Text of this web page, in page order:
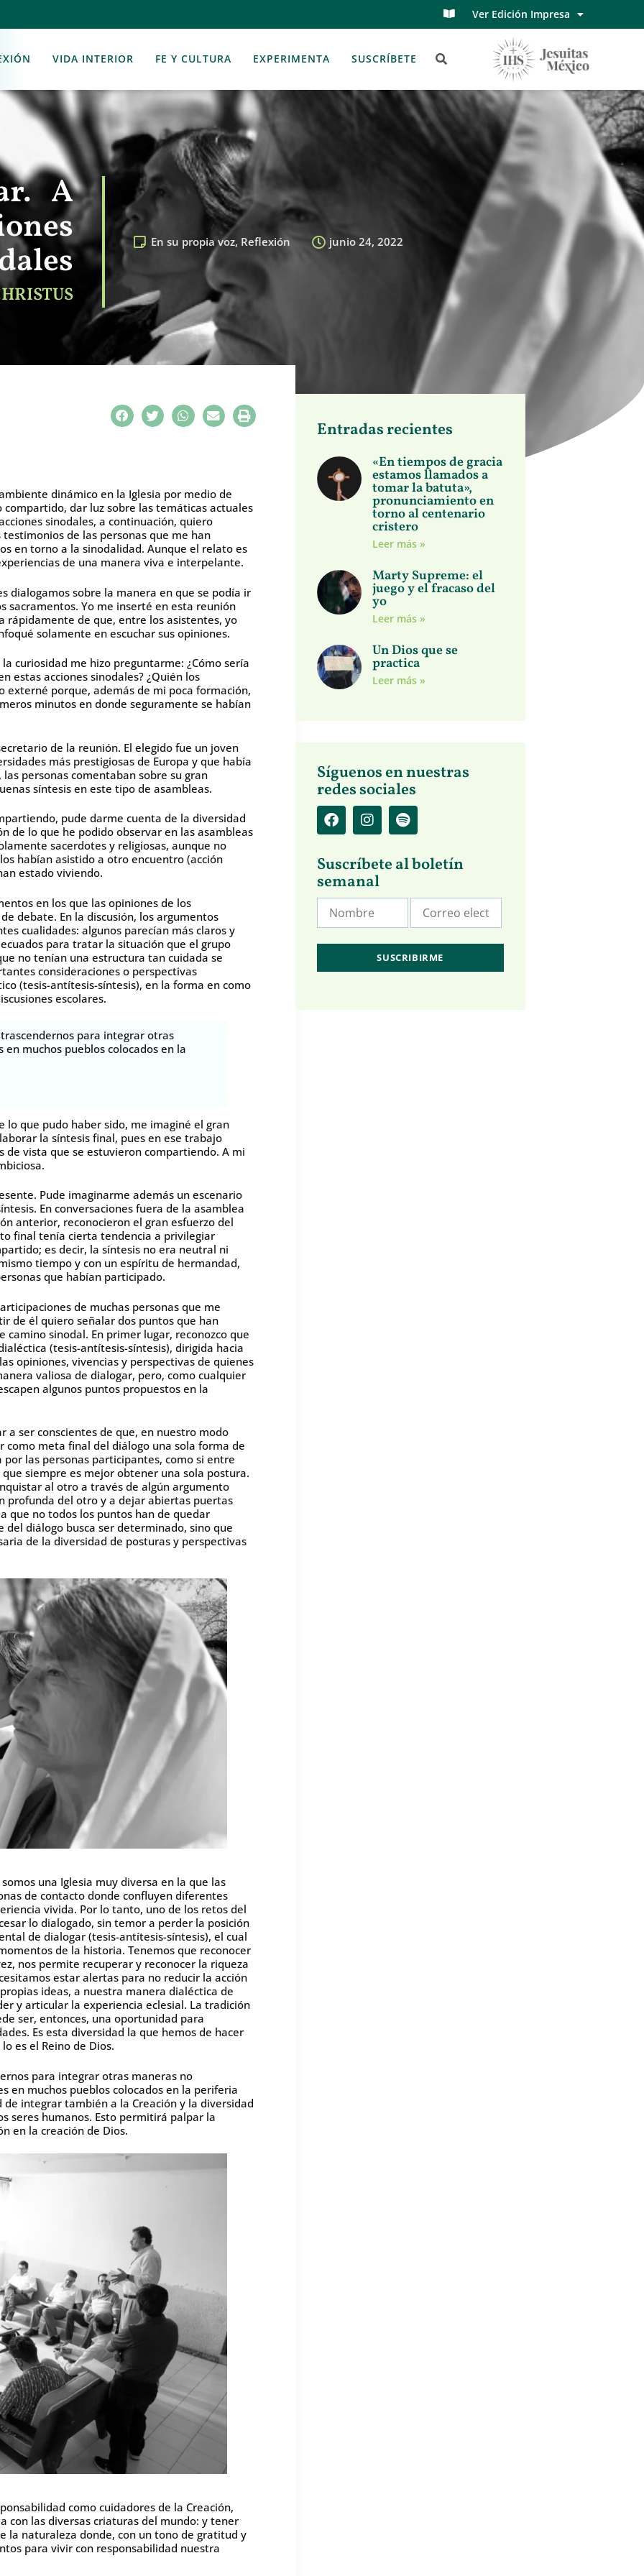
Ver Edición Impresa
VIDA INTERIOR FE Y CULTURA EXPERIMENTA SUSCRÍBETE
A
En su propia voz, Reflexión junio 24, 2022
dinámico en la Iglesia por medio de
compartido, dar luz sobre las temáticas actuales
sinodales, a continuación, quiero
de las personas que me han
en torno a la sinodalidad. Aunque el relato es
de una manera viva e interpelante.
dialogamos sobre la manera en que se podía ir
sacramentos. Yo me inserté en esta reunión
rápidamente de que, entre los asistentes, yo
solamente en escuchar sus opiniones.
curiosidad me hizo preguntarme: ¿Cómo sería
estas acciones sinodales? ¿Quién los
externé porque, además de mi poca formación,
minutos en donde seguramente se habían
de la reunión. El elegido fue un joven
más prestigiosas de Europa y que había
personas comentaban sobre su gran
síntesis en este tipo de asambleas.
pude darme cuenta de la diversidad
de lo que he podido observar en las asambleas
sacerdotes y religiosas, aunque no
habían asistido a otro encuentro (acción
estado viviendo.
en los que las opiniones de los
debate. En la discusión, los argumentos
cualidades: algunos parecían más claros y
para tratar la situación que el grupo
no tenían una estructura tan cuidada se
consideraciones o perspectivas
(tesis-antítesis-síntesis), en la forma en como
escolares.
para integrar otras
muchos pueblos colocados en la
lo que pudo haber sido, me imaginé el gran
la síntesis final, pues en ese trabajo
vista que se estuvieron compartiendo. A mi
Pude imaginarme además un escenario
En conversaciones fuera de la asamblea
anterior, reconocieron el gran esfuerzo del
final tenía cierta tendencia a privilegiar
es decir, la síntesis no era neutral ni
tiempo y con un espíritu de hermandad,
que habían participado.
de muchas personas que me
de él quiero señalar dos puntos que han
sinodal. En primer lugar, reconozco que
(tesis-antítesis-síntesis), dirigida hacia
opiniones, vivencias y perspectivas de quienes
valiosa de dialogar, pero, como cualquier
algunos puntos propuestos en la
a ser conscientes de que, en nuestro modo
como meta final del diálogo una sola forma de
las personas participantes, como si entre
siempre es mejor obtener una sola postura.
al otro a través de algún argumento
profunda del otro y a dejar abiertas puertas
que no todos los puntos han de quedar
diálogo busca ser determinado, sino que
de la diversidad de posturas y perspectivas
una Iglesia muy diversa en la que las
de contacto donde confluyen diferentes
vivida. Por lo tanto, uno de los retos del
lo dialogado, sin temor a perder la posición
de dialogar (tesis-antítesis-síntesis), el cual
de la historia. Tenemos que reconocer
nos permite recuperar y reconocer la riqueza
estar alertas para no reducir la acción
ideas, a nuestra manera dialéctica de
y articular la experiencia eclesial. La tradición
ser, entonces, una oportunidad para
Es esta diversidad la que hemos de hacer
es el Reino de Dios.
para integrar otras maneras no
en muchos pueblos colocados en la periferia
integrar también a la Creación y la diversidad
seres humanos. Esto permitirá palpar la
en la creación de Dios.
como cuidadores de la Creación,
con las diversas criaturas del mundo: y tener
la naturaleza donde, con un tono de gratitud y
para vivir con responsabilidad nuestra
Entradas recientes
«En tiempos de gracia
estamos llamados a
tomar la batuta»,
pronunciamiento en
torno al centenario
cristero
Leer más »
Marty Supreme: el
juego y el fracaso del
yo
Leer más »
Un Dios que se
practica
Leer más »
Síguenos en nuestras
redes sociales
Suscríbete al boletín
semanal